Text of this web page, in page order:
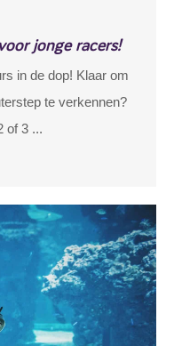
jonge racers!
in de dop! Klaar om
te verkennen?
of 3 ...